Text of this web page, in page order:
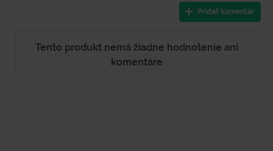
Pridať komentár
Tento produkt nemá žiadne hodnotenie ani
komentáre